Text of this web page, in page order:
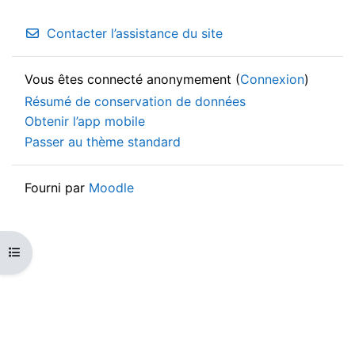
Ouvrir l’index du cours
Contacter l’assistance du site
Vous êtes connecté anonymement (Connexion)
Résumé de conservation de données
Obtenir l’app mobile
Passer au thème standard
Fourni par Moodle